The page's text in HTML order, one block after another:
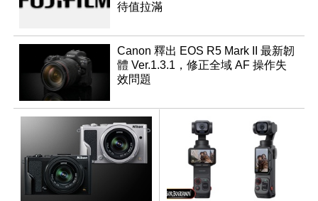
待值拉滿
Canon 釋出 EOS R5 Mark II 最新韌
體 Ver.1.3.1，修正全域 AF 操作失
效問題